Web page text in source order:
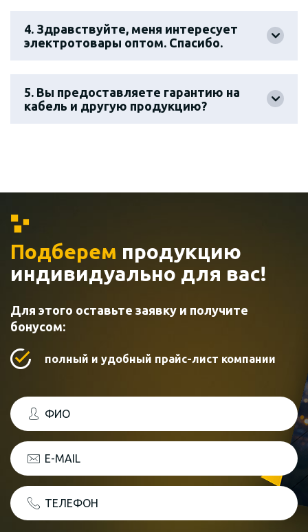
4. Здравствуйте, меня интересует
электротовары оптом. Спасибо.
5. Вы предоставляете гарантию на
кабель и другую продукцию?
Подберем продукцию
индивидуально для вас!
Для этого оставьте заявку и получите
бонусом:
полный и удобный прайс-лист компании
ФИО
E-MAIL
ТЕЛЕФОН